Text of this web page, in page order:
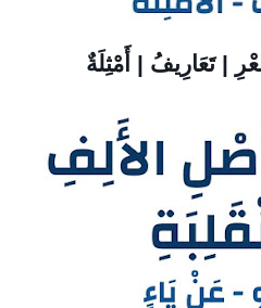
| تَعَارِيفُ | أَمْثِلَةٌ